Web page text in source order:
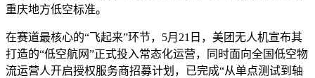
重庆地方低空标准。
在赛道最核心的“飞起来”环节，5月21日，美团无人机宣布其
打造的“低空航网”正式投入常态化运营，同时面向全国低空物
流运营人开启授权服务商招募计划，已完成“从单点测试到轴